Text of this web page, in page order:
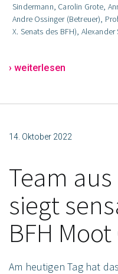
Sindermann, Carolin Grote,
Andre Ossinger (Betreuer),
X. Senats des BFH),
› weiterlesen
14. Oktober 2022
Team
siegt
BFH
Am heutigen Tag hat